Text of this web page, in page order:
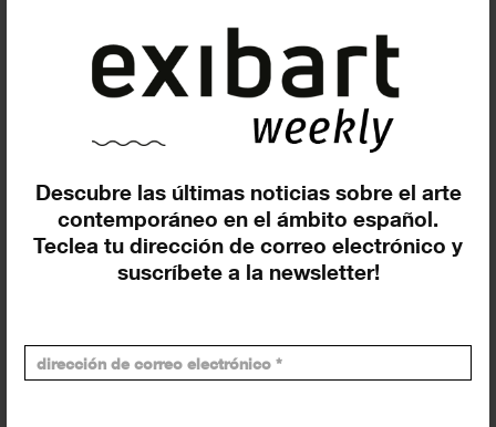
Descubre las últimas noticias sobre el arte
contemporáneo en el ámbito español.
Teclea tu dirección de correo electrónico y
suscríbete a la newsletter!
TODOS ARTISTAS
COMISARIOS
OFICINAS DE PRENSAEDITORESOTROS
Cándido Camacho